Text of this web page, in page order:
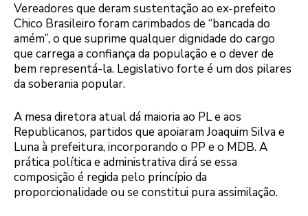
Vereadores que deram sustentação ao ex-prefeito
Chico Brasileiro foram carimbados de “bancada do
amém”, o que suprime qualquer dignidade do cargo
que carrega a confiança da população e o dever de
bem representá-la. Legislativo forte é um dos pilares
da soberania popular.
A mesa diretora atual dá maioria ao PL e aos
Republicanos, partidos que apoiaram Joaquim Silva e
Luna à prefeitura, incorporando o PP e o MDB. A
prática política e administrativa dirá se essa
composição é regida pelo princípio da
proporcionalidade ou se constitui pura assimilação.